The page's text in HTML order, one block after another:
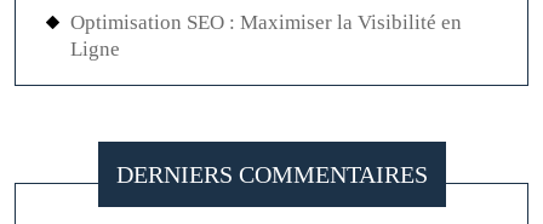
Optimisation SEO : Maximiser la Visibilité en
Ligne
DERNIERS COMMENTAIRES